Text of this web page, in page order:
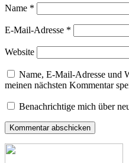
Name *
E-Mail-Adresse *
Website
Name, E-Mail-Adresse und
meinen nächsten Kommentar
Benachrichtige mich über